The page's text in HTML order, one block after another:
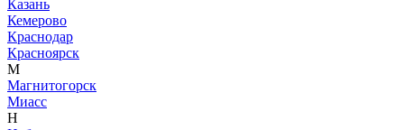
Казань
Кемерово
Краснодар
Красноярск
М
Магнитогорск
Миасс
Н